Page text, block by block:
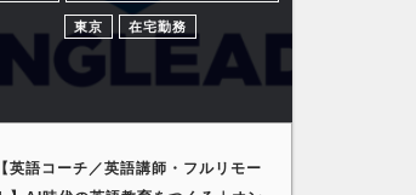
東京 在宅勤務
【英語コーチ／英語講師・フルリモー